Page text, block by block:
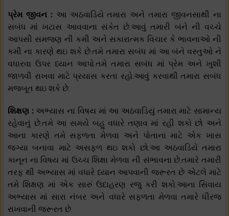
પ્રેમ જીવન : આ અઠવાડિયે તમારા અને તમારા જીવનસાથી ના
સબંધ માં ખટાસ આવવાના સંકેત છે.આવું તમારી બંને ની વચ્ચે
આપસી સમજણ ની કમી અને સકારાત્મક વિચાર કે ભાવનાઓ ની
કમી ના કારણે થઇ શકે છે.તમે તમારા સબંધ માં આ બંને વસ્તુઓ ને
વધારવા ઉપર ધ્યાન આપો.તમે તમારા સબંધ માં પ્રેમ અને ખુશી
જાળવી રાખવા માટે પ્રયાસ કરતા રહો.આવું કરવાથી તમારા સબંધ
મજબૂત થઇ શકે છે.
શિક્ષણ : અભ્યાસ ના વિષય માં આ અઠવાડિયું તમારા માટે સામાન્ય
રહેવાનું છે.તમે આ સમયે બહુ વધારે તણાવ માં રહી શકો છો અને
આના કારણે તમે સફળતા મેળવા અને પોતાના માટે એક ખાસ
જગ્યા બનાવા માટે અસફળ થઇ શકો છો.આ અઠવાડિયે તમારા
કાનૂન ના વિષય માં ઉચ્ચ શિક્ષા મેળવા ની સંભાવના છે.તમારે તમારી
તરફ થી અભ્યાસ માં વધારે ધ્યાન આપવાની જરૂરત છે એટલે માટે
તમે શિક્ષણ માં એક સારું ઉદાહરણ રજુ કરી શકો.આના સિવાય
અભ્યાસ માં સારા નંબર અને વધારે સફળતા મેળવા તમારે ધીરજ
રાખવાની જરૂરત છે.